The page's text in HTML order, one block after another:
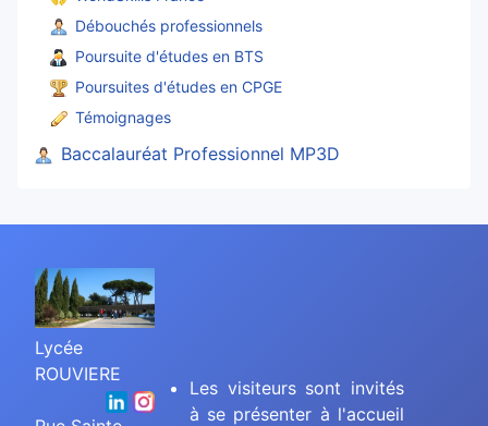
Débouchés professionnels
Poursuite d'études en BTS
Poursuites d'études en CPGE
Témoignages
Baccalauréat Professionnel MP3D
Lycée
ROUVIERE
Les visiteurs sont invités
à se présenter à l'accueil